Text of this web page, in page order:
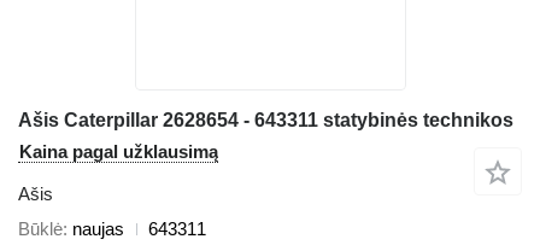
Ašis Caterpillar 2628654 - 643311 statybinės technikos
Kaina pagal užklausimą
Ašis
Būklė naujas
643311